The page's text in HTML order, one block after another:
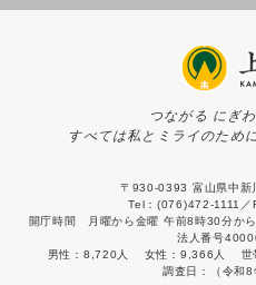
つながる にぎ
すべては私とミライのため
〒930-0393 富山県中新
Tel：(076)472-1111
開庁時間 月曜から金曜 午前8時30分か
法人番号
男性： 8,720人 女性： 9,366人 世
調査日：
（令和